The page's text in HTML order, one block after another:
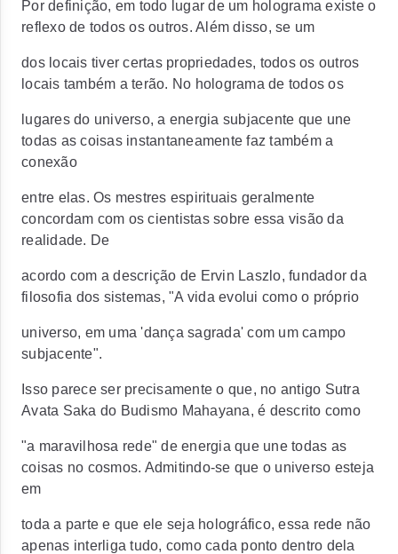
Por definição, em todo lugar de um holograma existe o
reflexo de todos os outros. Além disso, se um
dos locais tiver certas propriedades, todos os outros
locais também a terão. No holograma de todos os
lugares do universo, a energia subjacente que une
todas as coisas instantaneamente faz também a
conexão
entre elas. Os mestres espirituais geralmente
concordam com os cientistas sobre essa visão da
realidade. De
acordo com a descrição de Ervin Laszlo, fundador da
filosofia dos sistemas, "A vida evolui como o próprio
universo, em uma 'dança sagrada' com um campo
subjacente".
Isso parece ser precisamente o que, no antigo Sutra
Avata Saka do Budismo Mahayana, é descrito como
"a maravilhosa rede" de energia que une todas as
coisas no cosmos. Admitindo-se que o universo esteja
em
toda a parte e que ele seja holográfico, essa rede não
apenas interliga tudo, como cada ponto dentro dela